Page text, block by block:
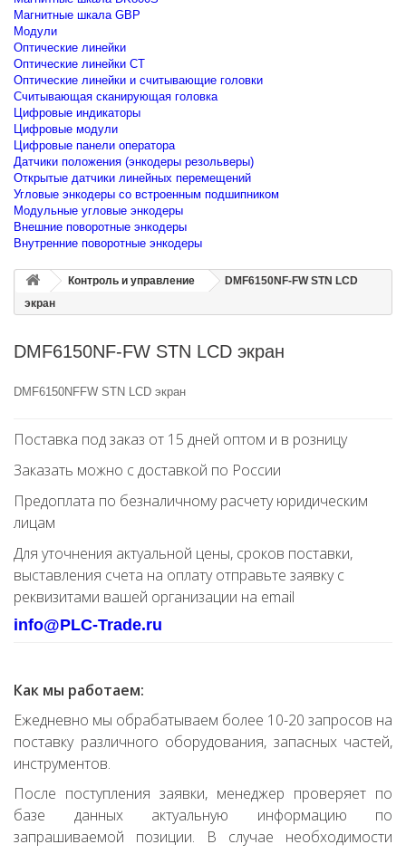
Магнитные шкала GBP
Модули
Оптические линейки
Оптические линейки CT
Оптические линейки и считывающие головки
Считывающая сканирующая головка
Цифровые индикаторы
Цифровые модули
Цифровые панели оператора
Датчики положения (энкодеры резольверы)
Открытые датчики линейных перемещений
Угловые энкодеры со встроенным подшипником
Модульные угловые энкодеры
Внешние поворотные энкодеры
Внутренние поворотные энкодеры
Контроль и управление
DMF6150NF-FW STN LCD
экран
DMF6150NF-FW STN LCD экран
DMF6150NFFW STN LCD экран
Поставка под заказ от 15 дней оптом и в розницу
Заказать можно с доставкой по России
Предоплата по безналичному расчету юридическим
лицам
Для уточнения актуальной цены, сроков поставки,
выставления счета на оплату отправьте заявку с
реквизитами вашей организации на email
info@PLC-Trade.ru
Как мы работаем:
Ежедневно мы обрабатываем более 10-20 запросов на
поставку различного оборудования, запасных частей,
инструментов.
После поступления заявки, менеджер проверяет по
базе данных актуальную информацию по
запрашиваемой позиции. В случае необходимости